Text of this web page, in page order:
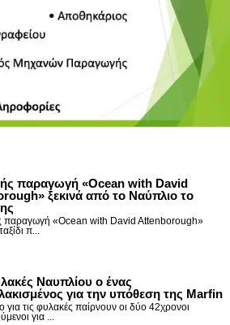
παραγωγή «Ocean with David
ξεκινά από το Ναύπλιο το
παραγωγή «Ocean with David Attenborough»
π...
Ναυπλίου ο ένας
για την υπόθεση της Marfin
για τις φυλακές παίρνουν οι δύο 42χρονοι
για ...